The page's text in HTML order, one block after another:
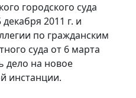
городского суда
2011 г. и
по гражданским
суда от 6 марта
дело на новое
инстанции.